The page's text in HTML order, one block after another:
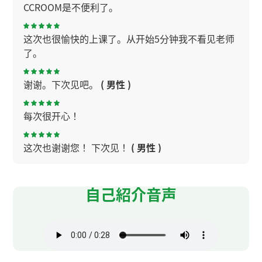
CCROOM是不便利了。
这次也很愉快的上课了。从开始5分钟我不看见老师
了。
谢谢。下次见吧。 ( 男性 )
每次很开心！
这次也谢谢您！ 下次见！ ( 男性 )
这次也非常感谢您！今天和您聊天学到了很多，不
自己紹介音声